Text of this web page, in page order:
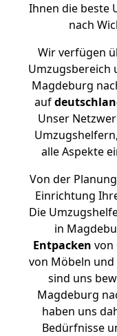
Ihnen die beste
nach
Wir verfügen
Umzugsbereich
Magdeburg
auf
Unser
alle Aspekte
Von der
Einrichtung
Die
in
Entpacken von
von Möbeln
sind uns
Magdeburg
haben uns
Bedürfnisse